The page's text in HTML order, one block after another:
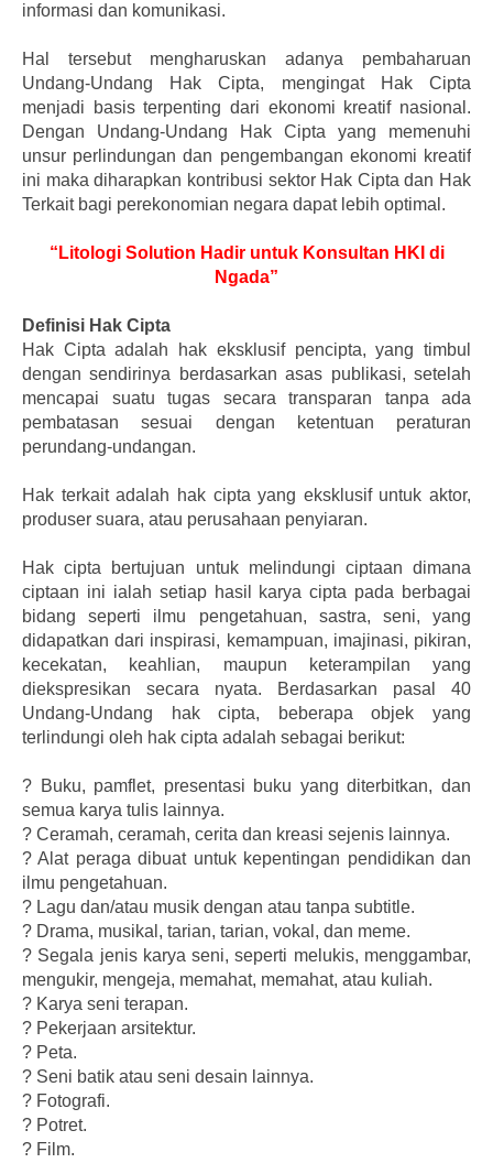
informasi dan komunikasi.
Hal tersebut mengharuskan adanya pembaharuan
Undang-Undang Hak Cipta, mengingat Hak Cipta
menjadi basis terpenting dari ekonomi kreatif nasional.
Dengan Undang-Undang Hak Cipta yang memenuhi
unsur perlindungan dan pengembangan ekonomi kreatif
ini maka diharapkan kontribusi sektor Hak Cipta dan Hak
Terkait bagi perekonomian negara dapat lebih optimal.
“Litologi Solution Hadir untuk Konsultan HKI di
Ngada”
Definisi Hak Cipta
Hak Cipta adalah hak eksklusif pencipta, yang timbul
dengan sendirinya berdasarkan asas publikasi, setelah
mencapai suatu tugas secara transparan tanpa ada
pembatasan sesuai dengan ketentuan peraturan
perundang-undangan.
Hak terkait adalah hak cipta yang eksklusif untuk aktor,
produser suara, atau perusahaan penyiaran.
Hak cipta bertujuan untuk melindungi ciptaan dimana
ciptaan ini ialah setiap hasil karya cipta pada berbagai
bidang seperti ilmu pengetahuan, sastra, seni, yang
didapatkan dari inspirasi, kemampuan, imajinasi, pikiran,
kecekatan, keahlian, maupun keterampilan yang
diekspresikan secara nyata. Berdasarkan pasal 40
Undang-Undang hak cipta, beberapa objek yang
terlindungi oleh hak cipta adalah sebagai berikut:
? Buku, pamflet, presentasi buku yang diterbitkan, dan
semua karya tulis lainnya.
? Ceramah, ceramah, cerita dan kreasi sejenis lainnya.
? Alat peraga dibuat untuk kepentingan pendidikan dan
ilmu pengetahuan.
? Lagu dan/atau musik dengan atau tanpa subtitle.
? Drama, musikal, tarian, tarian, vokal, dan meme.
? Segala jenis karya seni, seperti melukis, menggambar,
mengukir, mengeja, memahat, memahat, atau kuliah.
? Karya seni terapan.
? Pekerjaan arsitektur.
? Peta.
? Seni batik atau seni desain lainnya.
? Fotografi.
? Potret.
? Film.